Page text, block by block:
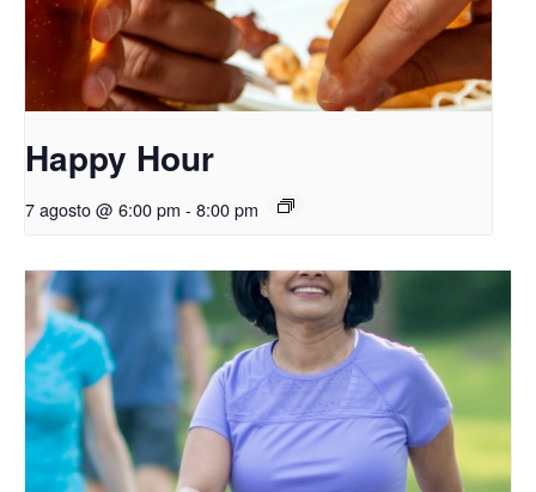
Happy Hour
7 agosto @ 6:00 pm - 8:00 pm